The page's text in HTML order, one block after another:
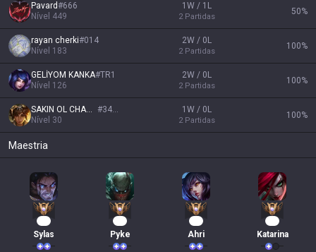
Pavard#666
Nível 449
1W / 1L
2 Partidas
50%
rayan cherki#014
Nível 183
2W / 0L
2 Partidas
100%
GELİYOM KANKA#TR1
Nível 126
2W / 0L
2 Partidas
100%
SAKIN OL CHAMP #3458
Nível 30
1W / 0L
2 Partidas
100%
Maestria
Sylas Pyke Ahri Katarina